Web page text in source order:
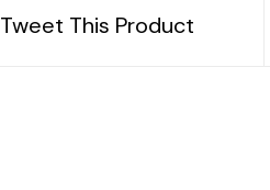
Tweet This Product